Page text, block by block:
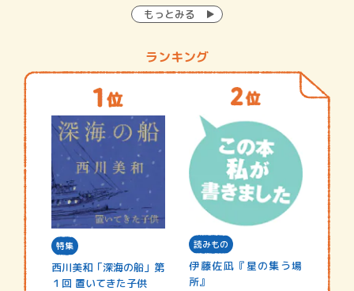
もっとみる
ランキング
特集
西川美和「深海の船」第
１回 置いてきた子供
読みもの
伊藤佐凪『星の集う場
所』